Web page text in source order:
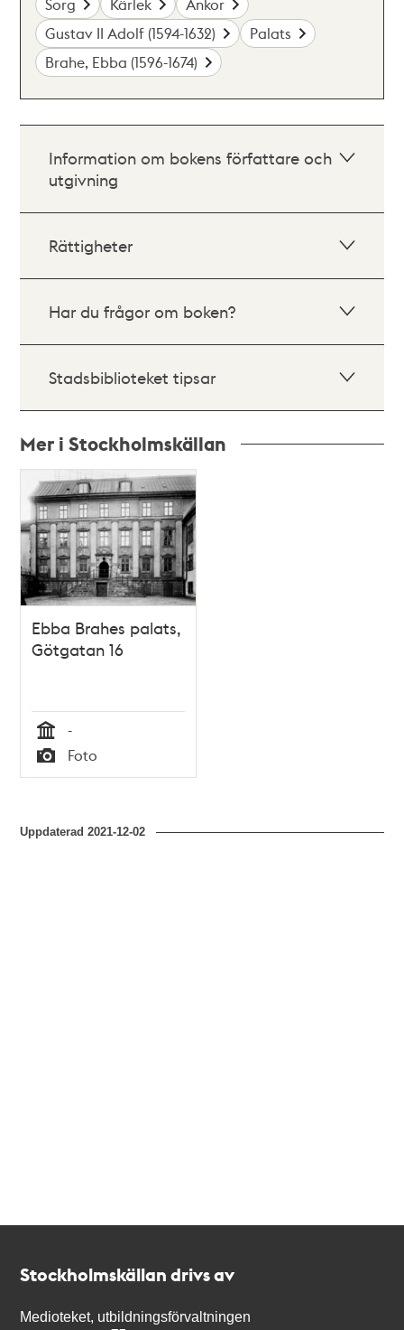
Sorg Kärlek
Änkor
Gustav II Adolf (1594-1632)
Palats
Brahe, Ebba (1596-1674)
Information om bokens författare och
utgivning
Rättigheter
Har du frågor om boken?
Stadsbiblioteket tipsar
Mer i Stockholmskällan
Relaterade
poster
och
teman
Ebba Brahes palats,
Götgatan 16
Tid
-
Typ
Foto
Uppdaterad2021-12-02
Stockholmskällan drivs av
Medioteket, utbildningsförvaltningen